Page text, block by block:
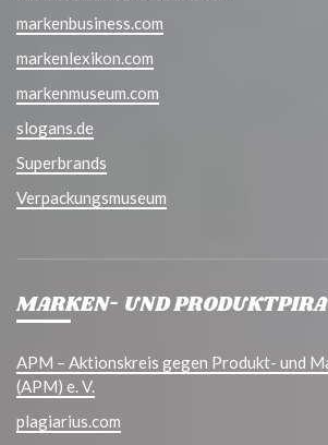
markenbusiness.com
markenlexikon.com
markenmuseum.com
slogans.de
Superbrands
Verpackungsmuseum
MARKEN- UND
APM – Aktionskreis gegen Produkt- und
(APM) e. V.
plagiarius.com